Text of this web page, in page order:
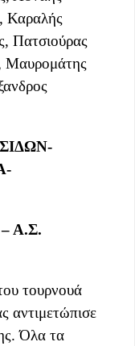
Καραλής
Πατσιούρας
Μαυρομάτης
Α.Σ.
τουρνουά
αντιμετώπισε
Όλα τα